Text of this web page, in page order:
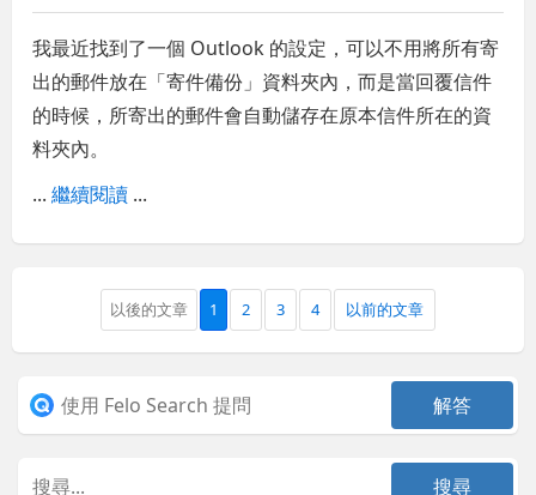
我最近找到了一個 Outlook 的設定，可以不用將所有寄
出的郵件放在「寄件備份」資料夾內，而是當回覆信件
的時候，所寄出的郵件會自動儲存在原本信件所在的資
料夾內。
...繼續閱讀 ...
以後的文章 1 2 3 4 以前的文章